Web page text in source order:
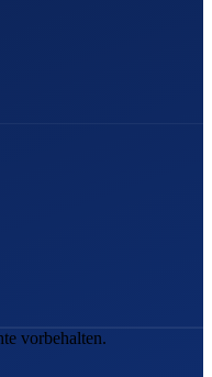
vorbehalten.